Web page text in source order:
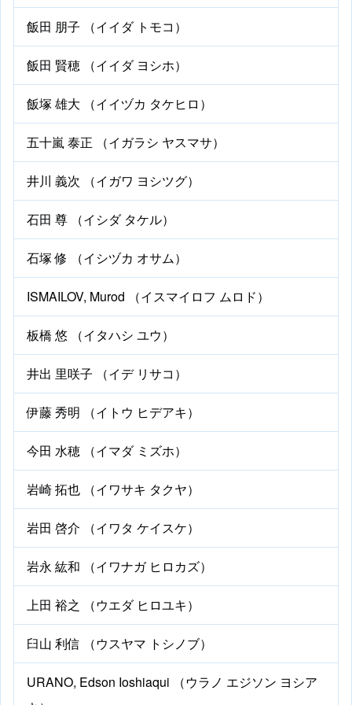
飯田 朋子 （イイダ トモコ）
飯田 賢穂 （イイダ ヨシホ）
飯塚 雄大 （イイヅカ タケヒロ）
五十嵐 泰正 （イガラシ ヤスマサ）
井川 義次 （イガワ ヨシツグ）
石田 尊 （イシダ タケル）
石塚 修 （イシヅカ オサム）
ISMAILOV, Murod （イスマイロフ ムロド）
板橋 悠 （イタハシ ユウ）
井出 里咲子 （イデ リサコ）
伊藤 秀明 （イトウ ヒデアキ）
今田 水穂 （イマダ ミズホ）
岩崎 拓也 （イワサキ タクヤ）
岩田 啓介 （イワタ ケイスケ）
岩永 紘和 （イワナガ ヒロカズ）
上田 裕之 （ウエダ ヒロユキ）
臼山 利信 （ウスヤマ トシノブ）
URANO, Edson Ioshiaqui （ウラノ エジソン ヨシア